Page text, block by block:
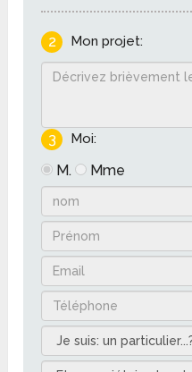
2 Mon projet:
3 Moi:
M. Mme